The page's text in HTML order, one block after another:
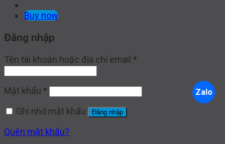
Zalo
Buy now
Đăng nhập
Tên tài khoản hoặc địa chỉ email *
Mật khẩu *
Ghi nhớ mật khẩu
Đăng nhập
Quên mật khẩu?